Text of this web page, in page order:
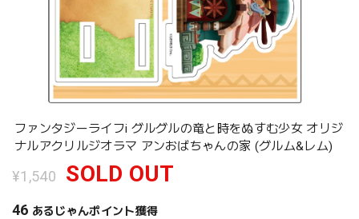
ファンタジーライフi グルグルの竜と時をぬすむ少女 オリジ
ナルアクリルジオラマ アンおばちゃんの家 (グルム&レム)
¥1,540 SOLD OUT
46 あるじゃんポイント獲得